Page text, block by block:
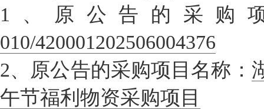
1、原公告的采购
010/420001202506004376
2、原公告的采购项目名称：
午节福利物资采购项目